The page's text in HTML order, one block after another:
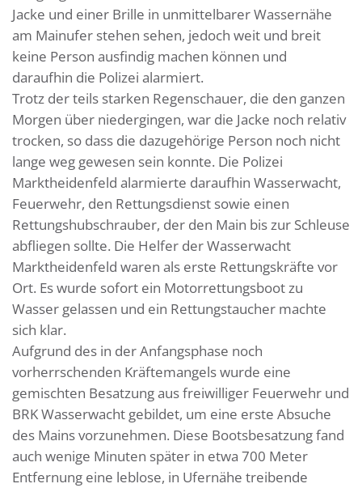
Jacke und einer Brille in unmittelbarer Wassernähe
am Mainufer stehen sehen, jedoch weit und breit
keine Person ausfindig machen können und
daraufhin die Polizei alarmiert.
Trotz der teils starken Regenschauer, die den ganzen
Morgen über niedergingen, war die Jacke noch relativ
trocken, so dass die dazugehörige Person noch nicht
lange weg gewesen sein konnte. Die Polizei
Marktheidenfeld alarmierte daraufhin Wasserwacht,
Feuerwehr, den Rettungsdienst sowie einen
Rettungshubschrauber, der den Main bis zur Schleuse
abfliegen sollte. Die Helfer der Wasserwacht
Marktheidenfeld waren als erste Rettungskräfte vor
Ort. Es wurde sofort ein Motorrettungsboot zu
Wasser gelassen und ein Rettungstaucher machte
sich klar.
Aufgrund des in der Anfangsphase noch
vorherrschenden Kräftemangels wurde eine
gemischten Besatzung aus freiwilliger Feuerwehr und
BRK Wasserwacht gebildet, um eine erste Absuche
des Mains vorzunehmen. Diese Bootsbesatzung fand
auch wenige Minuten später in etwa 700 Meter
Entfernung eine leblose, in Ufernähe treibende